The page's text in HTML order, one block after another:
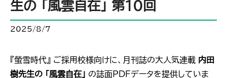
生の 「風雲自在」 第10回
2025/8/7
『螢雪時代』 ご採用校様向けに、月刊誌の大人気連載 内田
樹先生の 「風雲自在」 の誌面PDFデータを提供していま